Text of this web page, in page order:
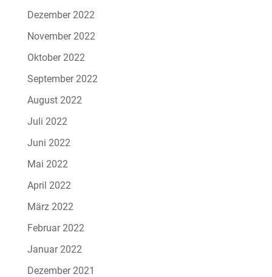
Dezember 2022
November 2022
Oktober 2022
September 2022
August 2022
Juli 2022
Juni 2022
Mai 2022
April 2022
März 2022
Februar 2022
Januar 2022
Dezember 2021